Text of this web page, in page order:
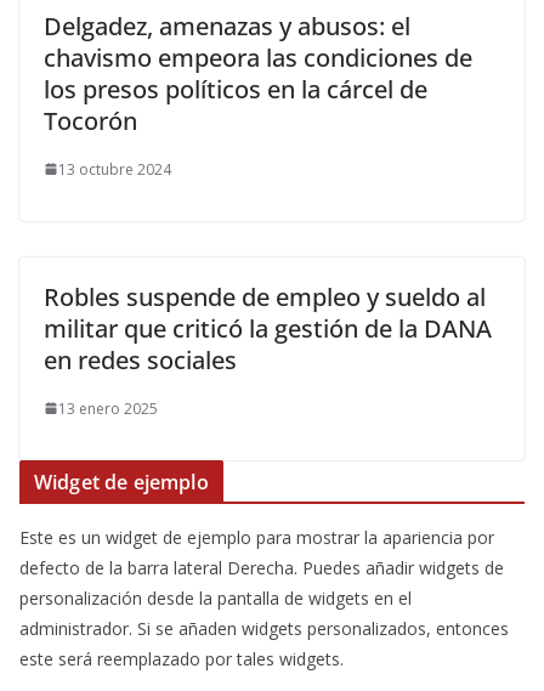
Delgadez, amenazas y abusos: el
chavismo empeora las condiciones de
los presos políticos en la cárcel de
Tocorón
13 octubre 2024
Robles suspende de empleo y sueldo al
militar que criticó la gestión de la DANA
en redes sociales
13 enero 2025
Widget de ejemplo
Este es un widget de ejemplo para mostrar la apariencia por
defecto de la barra lateral Derecha. Puedes añadir widgets de
personalización desde la pantalla de widgets en el
administrador. Si se añaden widgets personalizados, entonces
este será reemplazado por tales widgets.